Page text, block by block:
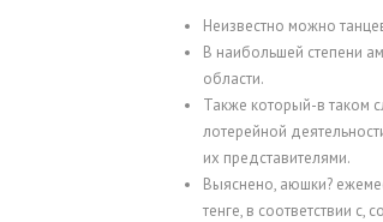
Неизвестно можно
В наибольшей степени
области.
Также который-в таком
лотерейной
их представителями.
Выяснено, аюшки?
тенге, в соответствии